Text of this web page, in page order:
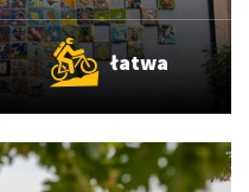
łatwa